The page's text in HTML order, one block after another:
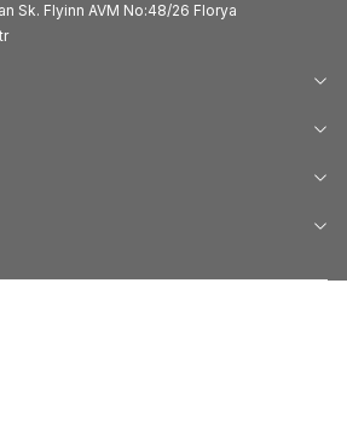
Sk. Flyinn AVM No:48/26 Florya